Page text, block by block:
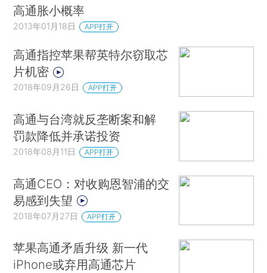
高通胀小概率
2013年01月18日 APP打开
高通指控苹果帮英特尔窃取芯
片机密
2018年09月26日 APP打开
高通与台湾就反垄断案和解
罚款降低并承诺投资
2018年08月11日 APP打开
高通CEO：对收购恩智浦的交
易感到失望
2018年07月27日 APP打开
苹果高通矛盾升级 新一代
iPhone或弃用高通芯片